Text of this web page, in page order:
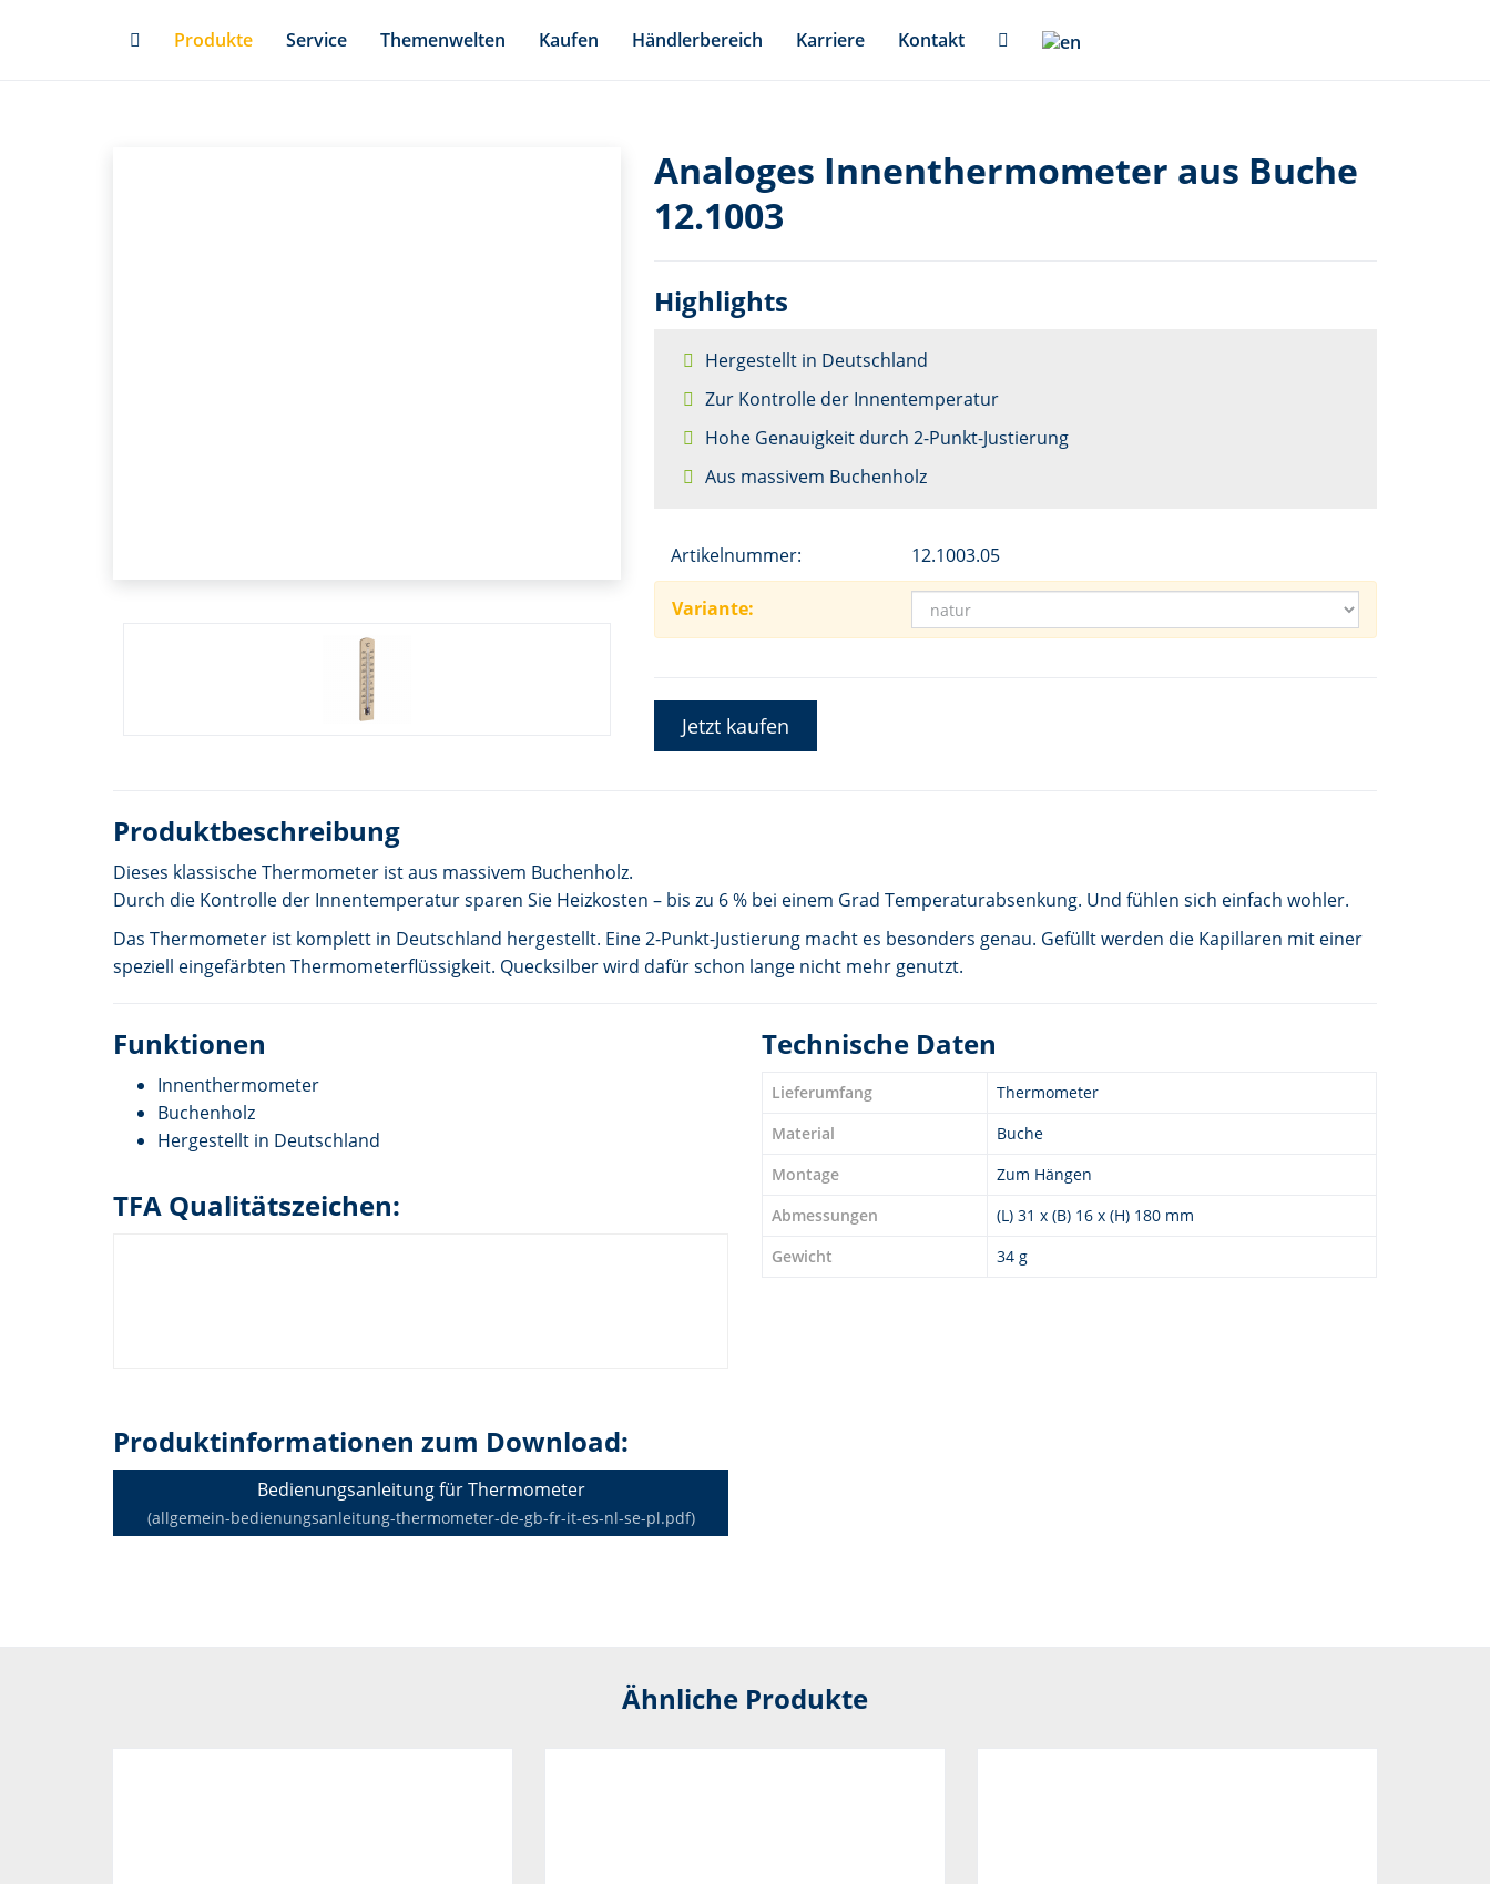
Produkte Service Themenwelten Kaufen Händlerbereich Karriere Kontakt
Analoges Innenthermometer aus Buche
12.1003
Highlights
Hergestellt in Deutschland
Zur Kontrolle der Innentemperatur
Hohe Genauigkeit durch 2-Punkt-Justierung
Aus massivem Buchenholz
Artikelnummer: 12.1003.05
Variante:
Jetzt kaufen
Produktbeschreibung
Dieses klassische Thermometer ist aus massivem Buchenholz.
Durch die Kontrolle der Innentemperatur sparen Sie Heizkosten – bis zu 6 % bei einem Grad Temperaturabsenkung. Und fühlen sich einfach wohler.
Das Thermometer ist komplett in Deutschland hergestellt. Eine 2-Punkt-Justierung macht es besonders genau. Gefüllt werden die Kapillaren mit einer
speziell eingefärbten Thermometerflüssigkeit. Quecksilber wird dafür schon lange nicht mehr genutzt.
Funktionen
Innenthermometer
Buchenholz
Hergestellt in Deutschland
TFA Qualitätszeichen:
Produktinformationen zum Download:
Bedienungsanleitung für Thermometer
(allgemein-bedienungsanleitung-thermometer-de-gb-fr-it-es-nl-se-pl.pdf)
Technische Daten
Lieferumfang
Thermometer
Material
Buche
Montage
Zum Hängen
Abmessungen
(L) 31 x (B) 16 x (H) 180 mm
Gewicht
34 g
Ähnliche Produkte